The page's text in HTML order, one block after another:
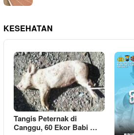
KESEHATAN
Tangis Peternak di
Canggu, 60 Ekor Babi …